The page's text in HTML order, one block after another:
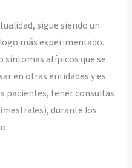
sigue siendo un
más experimentado.
síntomas atípicos que se
en otras entidades y es
pacientes, tener consultas
durante los